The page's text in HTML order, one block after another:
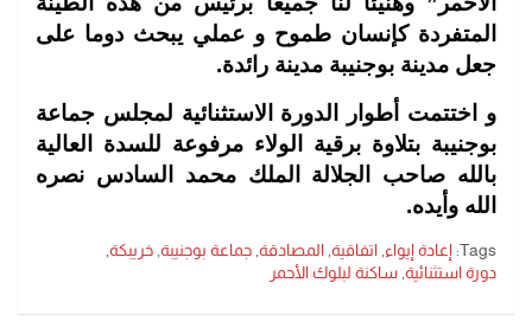
المتفردة كإنسان طموح و عملي يبحث دوما على
جعل مدينة بوجنيبة مدينة رائدة.
و اختتمت أطوار الدورة الاستثنائية لمجلس جماعة
بوجنيبة بتلاوة برقية الولاء مرفوعة للسدة العالية
بالله صاحب الجلالة الملك محمد السادس نصره
الله وأيده.
Tags: إعادة إيواء, اتفاقية, المصادقة, جماعة بوجنيبة, خريبكة,
دورة استثنائية, ساكنة لبلوك الأحمر